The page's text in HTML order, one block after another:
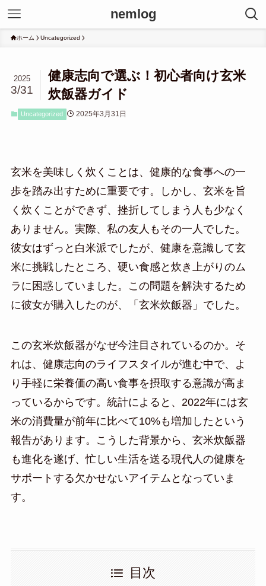
nemlog
ホーム Uncategorized
健康志向で選ぶ！初心者向け玄米
炊飯器ガイド
2025
3/31
Uncategorized 2025年3月31日
玄米を美味しく炊くことは、健康的な食事への一
歩を踏み出すために重要です。しかし、玄米を旨
く炊くことができず、挫折してしまう人も少なく
ありません。実際、私の友人もその一人でした。
彼女はずっと白米派でしたが、健康を意識して玄
米に挑戦したところ、硬い食感と炊き上がりのム
ラに困惑していました。この問題を解決するため
に彼女が購入したのが、「玄米炊飯器」でした。
この玄米炊飯器がなぜ今注目されているのか。そ
れは、健康志向のライフスタイルが進む中で、よ
り手軽に栄養価の高い食事を摂取する意識が高ま
っているからです。統計によると、2022年には玄
米の消費量が前年に比べて10%も増加したという
報告があります。こうした背景から、玄米炊飯器
も進化を遂げ、忙しい生活を送る現代人の健康を
サポートする欠かせないアイテムとなっていま
す。
目次